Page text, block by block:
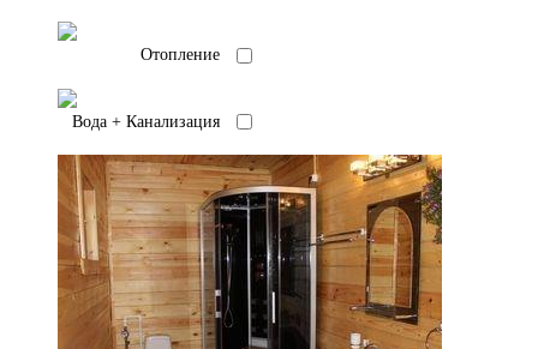
Отопление
Вода + Канализация